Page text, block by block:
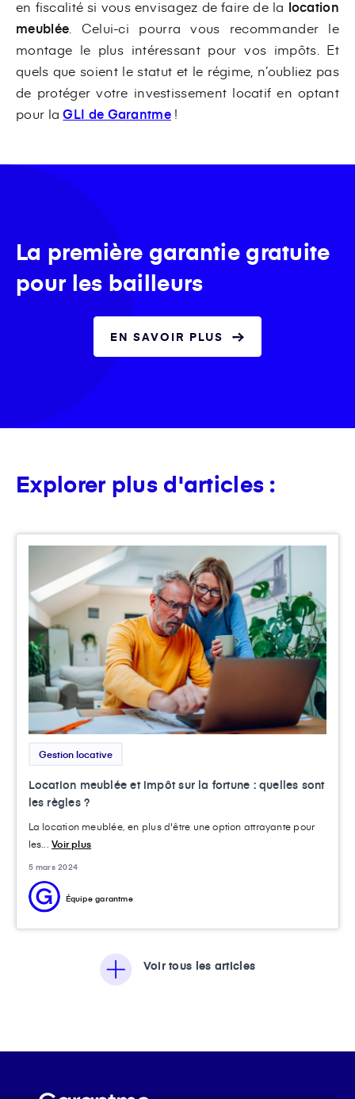
en fiscalité si vous envisagez de faire de la location
meublée . Celui-ci pourra vous recommander le
montage le plus intéressant pour vos impôts. Et
quels que soient le statut et le régime, n’oubliez pas
de protéger votre investissement locatif en optant
pour laGLI de Garantme!
La première garantie gratuite
pour les bailleurs
EN SAVOIR PLUS
Explorer plus d'articles :
Gestion locative
Location meublée et impôt sur la fortune : quelles sont
les règles ?
La location meublée, en plus d'être une option attrayante pour
les...Voir plus
5 mars 2024
Équipe garantme
Voir tous les articles